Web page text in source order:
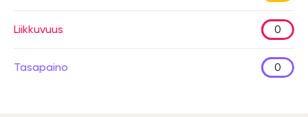
Liikkuvuus 0
Tasapaino 0